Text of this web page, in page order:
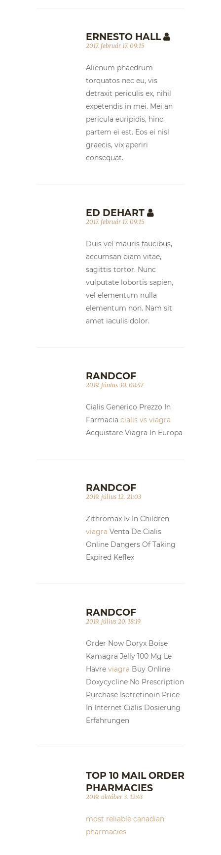
ERNESTO HALL
2017. február 17. 09:15
Alienum phaedrum
torquatos nec eu, vis
detraxit periculis ex, nihil
expetendis in mei. Mei an
pericula euripidis, hinc
partem ei est. Eos ei nisl
graecis, vix aperiri
consequat.
ED DEHART
2017. február 17. 09:15
Duis vel mauris faucibus,
accumsan diam vitae,
sagittis tortor. Nunc
vulputate lobortis sapien,
vel elementum nulla
elementum non. Nam sit
amet iaculis dolor.
RANDCOF
2019. június 30. 08:47
Cialis Generico Prezzo In
Farmacia cialis vs viagra
Acquistare Viagra In Europa
RANDCOF
2019. július 12. 21:03
Zithromax Iv In Children
viagra Venta De Cialis
Online Dangers Of Taking
Expired Keflex
RANDCOF
2019. július 20. 18:19
Order Now Doryx Boise
Kamagra Jelly 100 Mg Le
Havre viagra Buy Online
Doxycycline No Prescription
Purchase Isotretinoin Price
In Internet Cialis Dosierung
Erfahrungen
TOP 10 MAIL ORDER
PHARMACIES
2019. október 3. 12:43
most reliable canadian
pharmacies